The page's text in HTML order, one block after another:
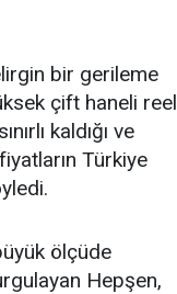
bir gerileme
çift haneli reel
kaldığı ve
Türkiye
ölçüde
Hepşen,